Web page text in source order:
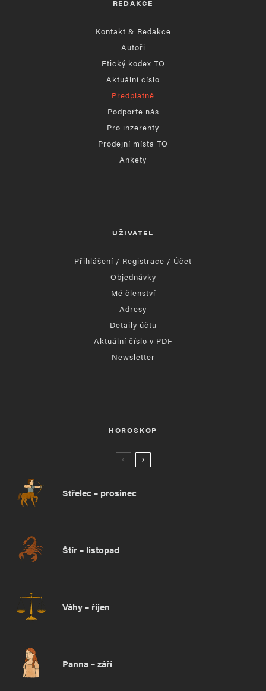
REDAKCE
Kontakt & Redakce
Autoři
Etický kodex TO
Aktuální číslo
Předplatné
Podpořte nás
Pro inzerenty
Prodejní místa TO
Ankety
UŽIVATEL
Přihlášení / Registrace / Účet
Objednávky
Mé členství
Adresy
Detaily účtu
Aktuální číslo v PDF
Newsletter
HOROSKOP
Střelec – prosinec
Štír – listopad
Váhy – říjen
Panna – září